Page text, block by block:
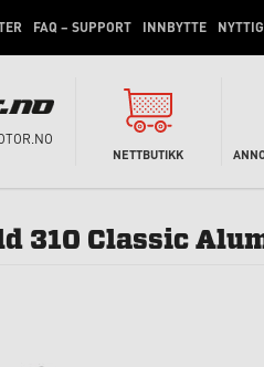
FAQ – SUPPORT INNBYTTE
NETTBUTIKK
310 Classic